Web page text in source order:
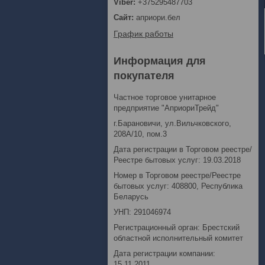
+375295487703
априори.бел
График работы
Информация для
покупателя
Частное торговое унитарное
предприятие "АприориТрейд"
г.Барановичи, ул.Вильчковского,
208А/10, пом.3
Дата регистрации в Торговом реестре/
Реестре бытовых услуг: 19.03.2018
Номер в Торговом реестре/Реестре
бытовых услуг: 408800, Республика
Беларусь
УНП: 291046974
Регистрационный орган: Брестский
областной исполнительный комитет
Дата регистрации компании: